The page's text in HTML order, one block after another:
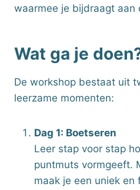
waarmee je bijdraagt aan
Wat ga je
De workshop bestaat uit
leerzame momenten:
Dag 1: Boetseren
Leer stap voor stap
puntmuts vormgeeft.
maak je een uniek